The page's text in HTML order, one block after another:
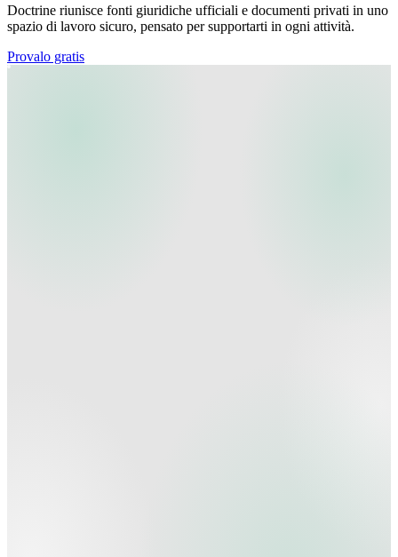
Doctrine riunisce fonti giuridiche ufficiali e documenti privati in uno
spazio di lavoro sicuro, pensato per supportarti in ogni attività.
Provalo gratis